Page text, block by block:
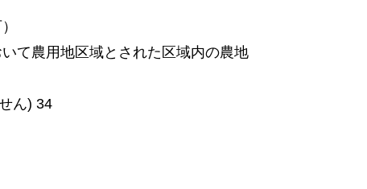
て農用地区域とされた区域内の農地
ん) 34